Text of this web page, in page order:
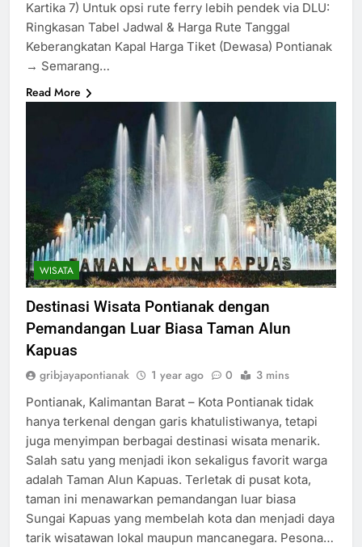
Kartika 7) Untuk opsi rute ferry lebih pendek via DLU:
Ringkasan Tabel Jadwal & Harga Rute Tanggal
Keberangkatan Kapal Harga Tiket (Dewasa) Pontianak
→ Semarang…
Read More
WISATA
Destinasi Wisata Pontianak dengan
Pemandangan Luar Biasa Taman Alun
Kapuas
gribjayapontianak 1 year ago 0 3 mins
Pontianak, Kalimantan Barat – Kota Pontianak tidak
hanya terkenal dengan garis khatulistiwanya, tetapi
juga menyimpan berbagai destinasi wisata menarik.
Salah satu yang menjadi ikon sekaligus favorit warga
adalah Taman Alun Kapuas. Terletak di pusat kota,
taman ini menawarkan pemandangan luar biasa
Sungai Kapuas yang membelah kota dan menjadi daya
tarik wisatawan lokal maupun mancanegara. Pesona…